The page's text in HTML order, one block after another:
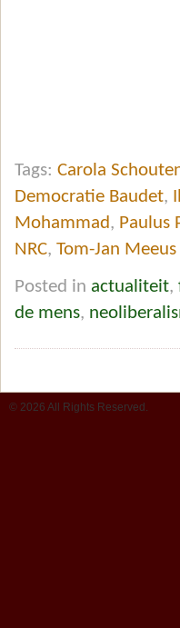
Tags: Carola
Democratie Baudet,
Mohammad, Paulus
NRC, Tom-Jan
Posted in actualiteit,
de mens,
© 2026 All Rights Reserved.